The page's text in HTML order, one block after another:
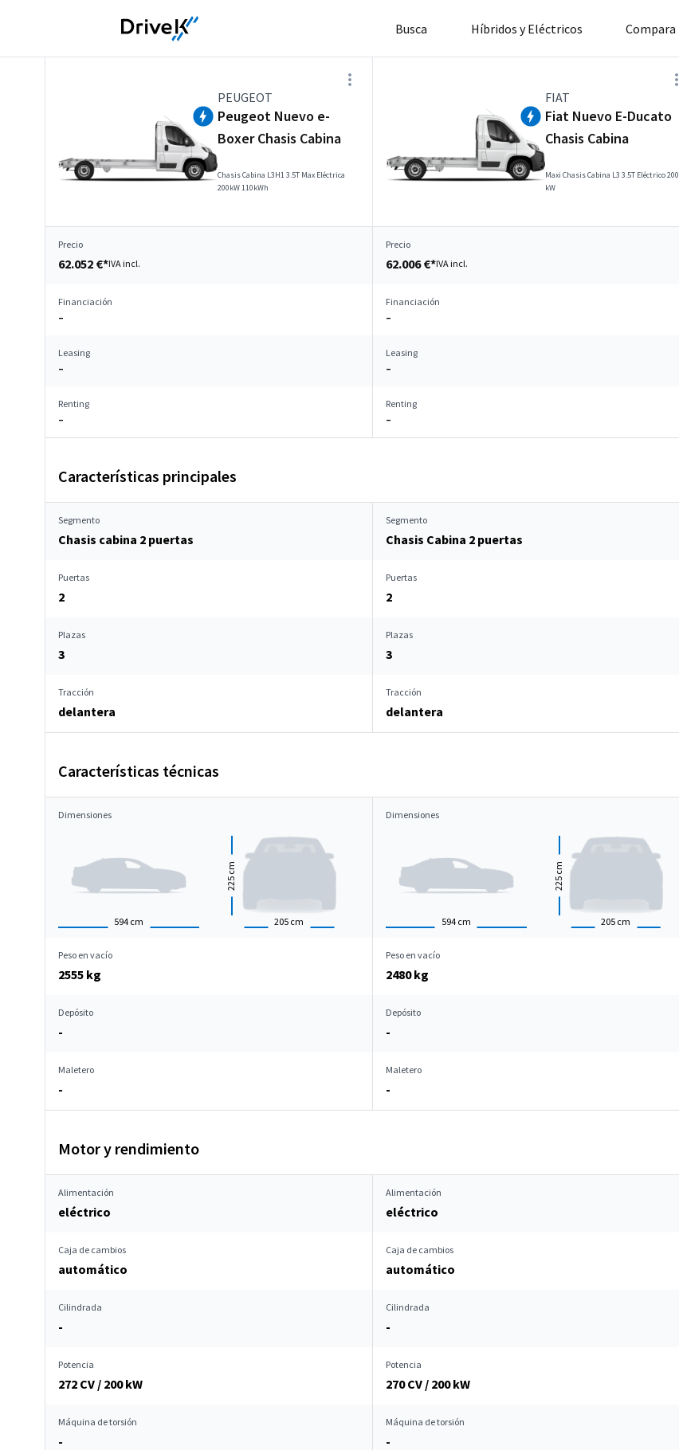
Busca Híbridos y Eléctricos Compara
PEUGEOT
Peugeot Nuevo e-
Boxer Chasis Cabina
Chasis Cabina L3H1 3.5T Max Eléctrica
200kW 110kWh
FIAT
Fiat Nuevo E-Ducato
Chasis Cabina
Maxi Chasis Cabina L3 3.5T Eléctrico 200
kW
Precio
62.052 €*IVA incl.
Precio
62.006 €*IVA incl.
Financiación
–
Financiación
–
Leasing
–
Leasing
–
Renting
–
Renting
–
Características principales
Segmento
Chasis cabina 2 puertas
Segmento
Chasis Cabina 2 puertas
Puertas
2
Puertas
2
Plazas
3
Plazas
3
Tracción
delantera
Tracción
delantera
Características técnicas
Dimensiones
594 cm 205 cm
225
cm
Dimensiones
594 cm 205 cm
225
cm
Peso en vacío
2555 kg
Peso en vacío
2480 kg
Depósito
-
Depósito
-
Maletero
-
Maletero
-
Motor y rendimiento
Alimentación
eléctrico
Alimentación
eléctrico
Caja de cambios
automático
Caja de cambios
automático
Cilindrada
-
Cilindrada
-
Potencia
272 CV / 200 kW
Potencia
270 CV / 200 kW
Máquina de torsión
-
Máquina de torsión
-